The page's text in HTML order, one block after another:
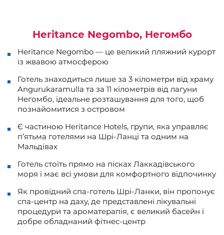
Heritance Negombo, Негомбо
Heritance Negombo — це великий пляжний курорт
із жвавою атмосферою
Готель знаходиться лише за 3 кілометри від храму
Angurukaramulla та за 11 кілометрів від лагуни
Негомбо, ідеальне розташування для того, щоб
познайомитися з островом
Є частиною Heritance Hotels, групи, яка управляє
п’ятьма готелями на Шрі-Ланці та одним на
Мальдівах
Готель стоїть прямо на пісках Лаккадівського
моря і має всі умови для комфортного відпочинку
Як провідний спа-готель Шрі-Ланки, він пропонує
спа-центр на даху, де представлені лікувальні
процедури та ароматерапія, є великий басейн і
добре обладнаний фітнес-центр